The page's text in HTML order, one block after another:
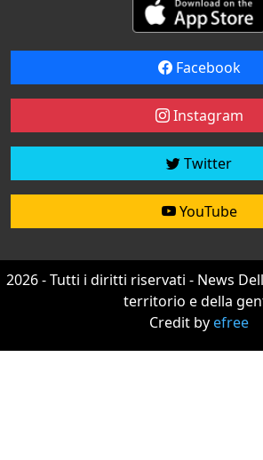
Facebook
Instagram
Twitter
YouTube
2026 - Tutti i diritti riservati - News
territorio e della
Credit byefree